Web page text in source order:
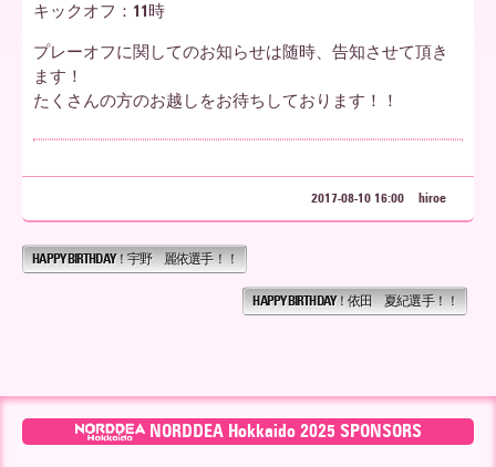
ア
北
海
道
キックオフ：11時
プレーオフに関してのお知らせは随時、告知させて頂き
ます！
たくさんの方のお越しをお待ちしております！！
2017-08-10 16:00 hiroe
HAPPY BIRTHDAY！宇野 麗依選手！！
HAPPY BIRTHDAY！依田 夏紀選手！！
NORDDEA Hokkaido 2025 SPONSORS